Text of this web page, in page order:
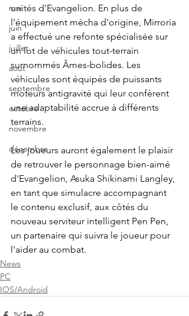
mai
juin
juillet
aout
septembre
octobre
novembre
décembre
unités d'Evangelion. En plus de
l'équipement mécha d'origine, Mirroria
a effectué une refonte spécialisée sur
un lot de véhicules tout-terrain
surnommés Âmes-bolides. Les
véhicules sont équipés de puissants
moteurs antigravité qui leur confèrent
une adaptabilité accrue à différents
terrains.
Les joueurs auront également le plaisir
de retrouver le personnage bien-aimé
d'Evangelion, Asuka Shikinami Langley,
en tant que simulacre accompagnant
le contenu exclusif, aux côtés du
nouveau serviteur intelligent Pen Pen,
un partenaire qui suivra le joueur pour
l'aider au combat.
News
PC
IOS/Android